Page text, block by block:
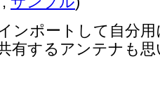
ンポートして自分
有するアンテナも